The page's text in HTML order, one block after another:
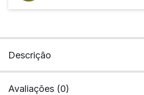
Descrição
Avaliações (0)